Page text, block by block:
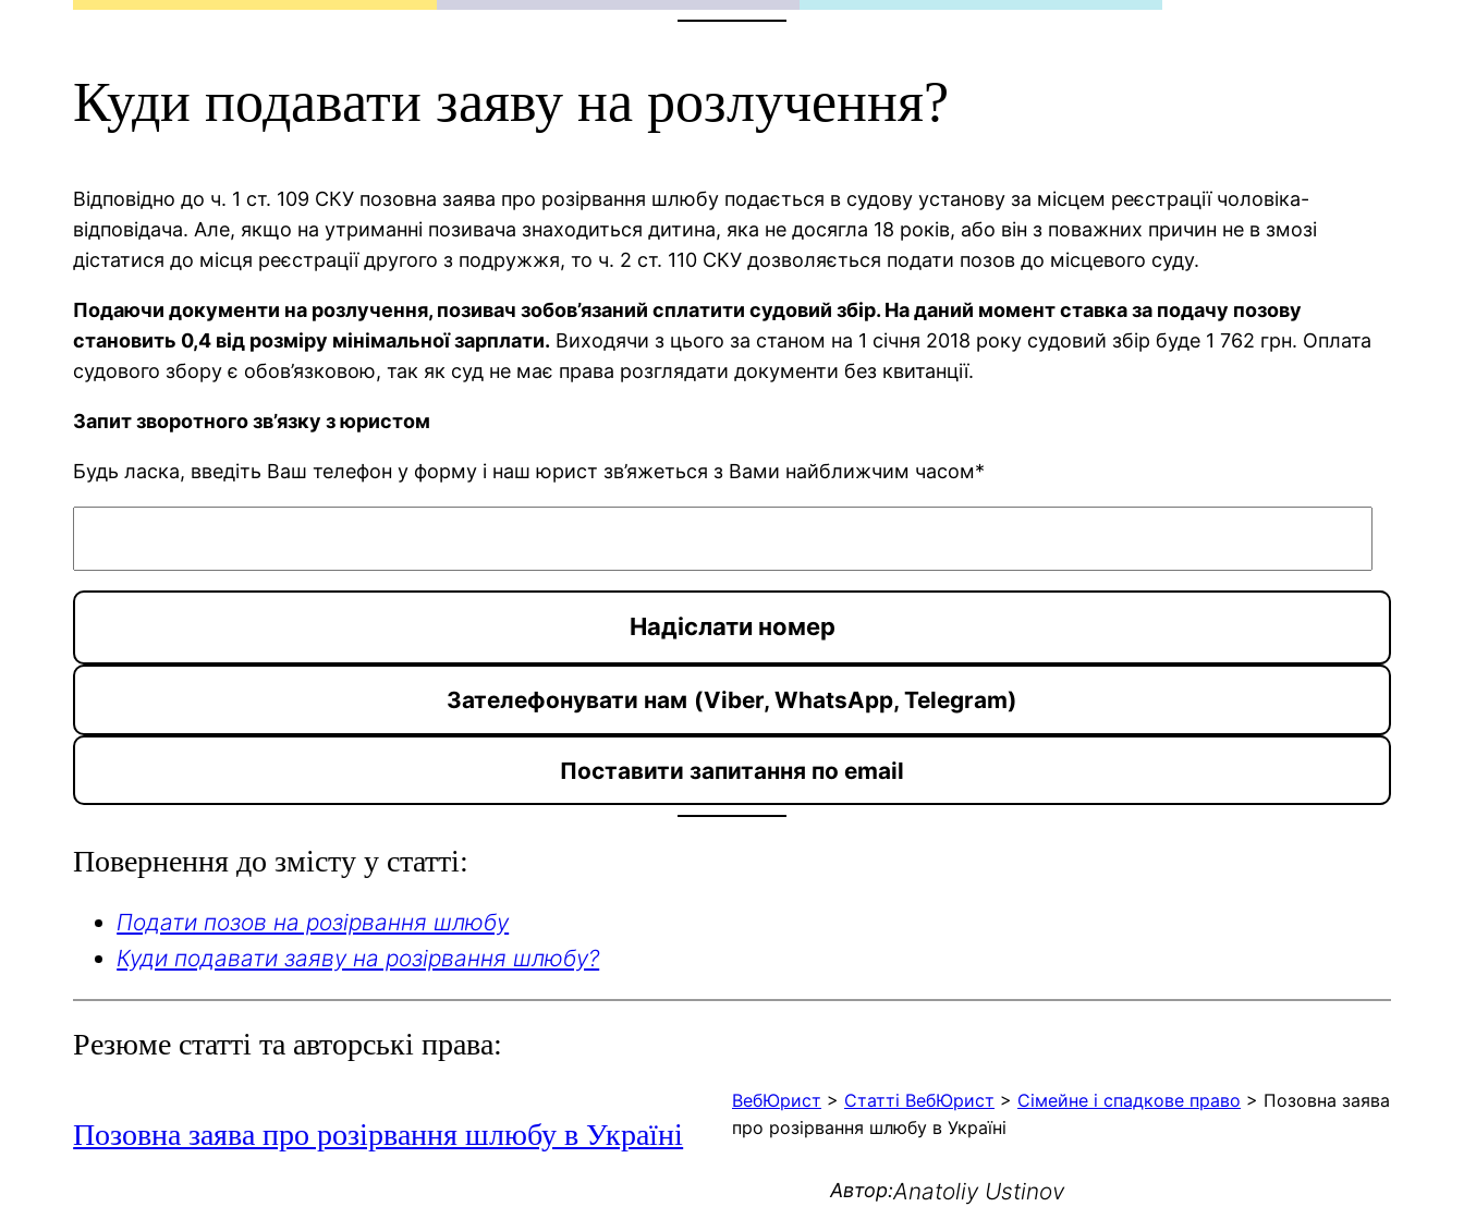
Куди подавати заяву на розлучення?
Відповідно до ч. 1 ст. 109 СКУ позовна заява про розірвання шлюбу подається в судову установу за місцем реєстрації чоловіка-
відповідача. Але, якщо на утриманні позивача знаходиться дитина, яка не досягла 18 років, або він з поважних причин не в змозі
дістатися до місця реєстрації другого з подружжя, то ч. 2 ст. 110 СКУ дозволяється подати позов до місцевого суду.
Подаючи документи на розлучення, позивач зобов’язаний сплатити судовий збір. На даний момент ставка за подачу позову
становить 0,4 від розміру мінімальної зарплати. Виходячи з цього за станом на 1 січня 2018 року судовий збір буде 1 762 грн. Оплата
судового збору є обов’язковою, так як суд не має права розглядати документи без квитанції.
Запит зворотного зв’язку з юристом
Будь ласка, введіть Ваш телефон у форму і наш юрист зв’яжеться з Вами найближчим часом*
Зателефонувати нам (Viber, WhatsApp, Telegram)
Поставити запитання по email
Повернення до змісту у статті:
Подати позов на розірвання шлюбу
Куди подавати заяву на розірвання шлюбу?
Резюме статті та авторські права:
Позовна заява про розірвання шлюбу в Україні
ВебЮрист > Статті ВебЮрист > Сімейне і спадкове право > Позовна заява
про розірвання шлюбу в Україні
Автор:Anatoliy Ustinov